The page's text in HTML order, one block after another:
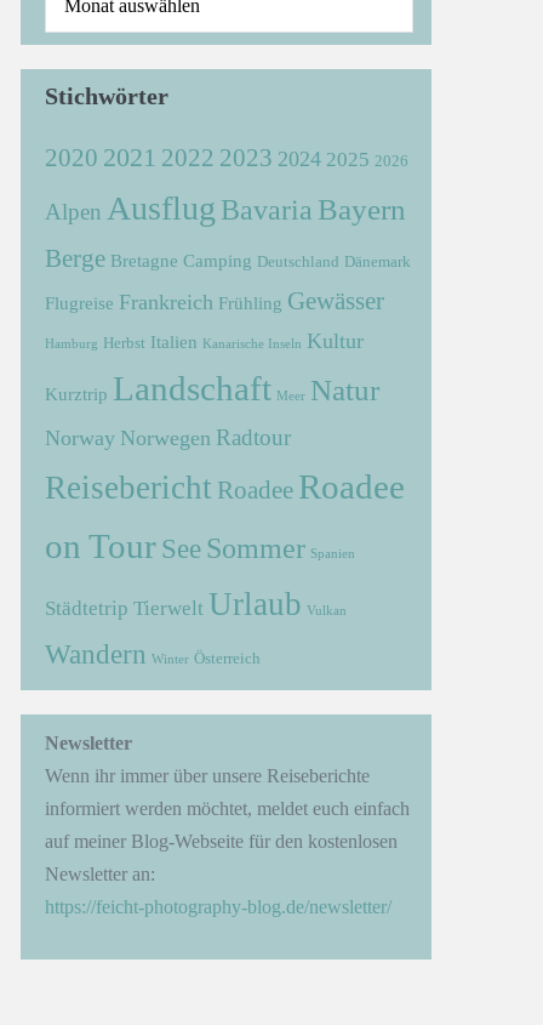
Stichwörter
2020 2021 2022 2023 2024 2025 2026
Alpen Ausflug Bavaria Bayern
Berge Bretagne Camping Deutschland Dänemark
Flugreise Frankreich Frühling Gewässer
Hamburg Herbst Italien Kanarische Inseln Kultur
Kurztrip Landschaft Meer Natur
Norway Norwegen Radtour
Reisebericht Roadee Roadee
on Tour See Sommer Spanien
Städtetrip Tierwelt Urlaub Vulkan
Wandern Winter Österreich
Newsletter
Wenn ihr immer über unsere Reiseberichte
informiert werden möchtet, meldet euch einfach
auf meiner Blog-Webseite für den kostenlosen
Newsletter an:
https://feicht-photography-blog.de/newsletter/